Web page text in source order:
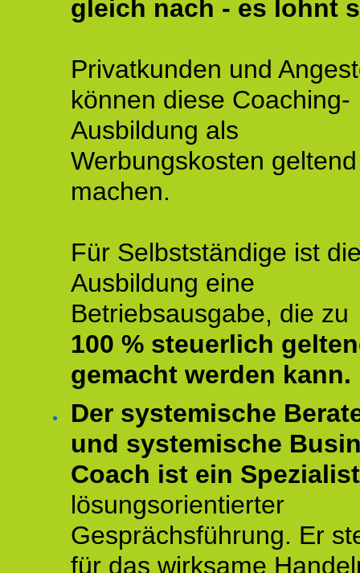
gleich nach - es lohnt
Privatkunden und
können diese Coaching-
Ausbildung als
Werbungskosten geltend
machen.
Für Selbstständige ist
Ausbildung eine
Betriebsausgabe, die zu
100 % steuerlich
gemacht werden kann.
Der systemische
und systemische
Coach ist ein
lösungsorientierter
Gesprächsführung. Er
für das wirksame